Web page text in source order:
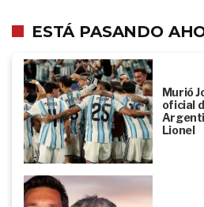
ESTÁ PASANDO
Murió
oficial
Lionel